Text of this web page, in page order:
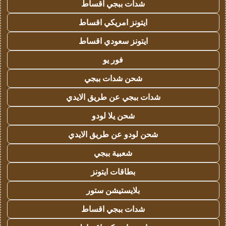
شدات ببجي اقساط
ايتونز امريكي اقساط
ايتونز سعودي اقساط
فور يو
شحن شدات ببجي
شدات ببجي عن طريق الايدي
شحن يلا لودو
شحن لودو عن طريق الايدي
شعبية ببجي
بطاقات ايتونز
بلايستيشن ستور
شدات ببجي اقساط